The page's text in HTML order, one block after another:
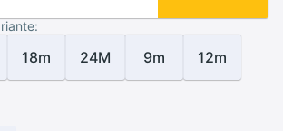
18m 24M 9m 12m